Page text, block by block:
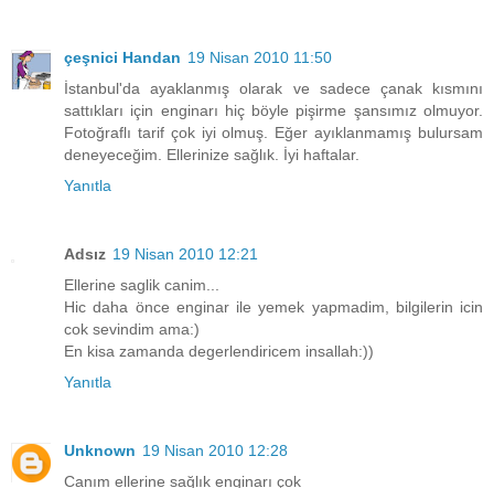
çeşnici Handan 19 Nisan 2010 11:50
İstanbul'da ayaklanmış olarak ve sadece çanak kısmını
sattıkları için enginarı hiç böyle pişirme şansımız olmuyor.
Fotoğraflı tarif çok iyi olmuş. Eğer ayıklanmamış bulursam
deneyeceğim. Ellerinize sağlık. İyi haftalar.
Yanıtla
Adsız 19 Nisan 2010 12:21
Ellerine saglik canim...
Hic daha önce enginar ile yemek yapmadim, bilgilerin icin
cok sevindim ama:)
En kisa zamanda degerlendiricem insallah:))
Yanıtla
Unknown 19 Nisan 2010 12:28
Canım ellerine sağlık enginarı çok